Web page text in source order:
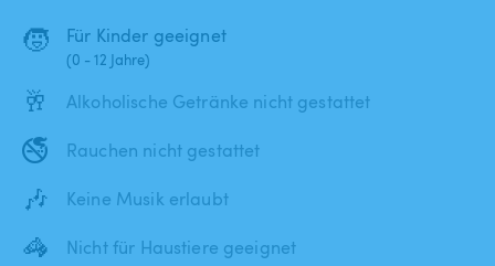
🧒 Für Kinder geeignet
(0 - 12 Jahre)
🥂 Alkoholische Getränke nicht gestattet
🚭 Rauchen nicht gestattet
🎶 Keine Musik erlaubt
🦓 Nicht für Haustiere geeignet